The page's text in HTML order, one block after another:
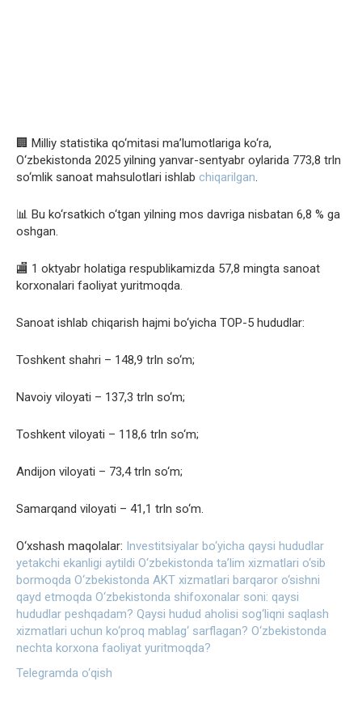
🏢 Milliy statistika qo‘mitasi ma’lumotlariga ko‘ra,
O‘zbekistonda 2025 yilning yanvar-sentyabr oylarida 773,8 trln
so‘mlik sanoat mahsulotlari ishlab chiqarilgan
📊 Bu ko‘rsatkich o‘tgan yilning mos davriga nisbatan 6,8 % ga
oshgan.
🏬 1 oktyabr holatiga respublikamizda 57,8 mingta sanoat
korxonalari faoliyat yuritmoqda.
Sanoat ishlab chiqarish hajmi bo‘yicha TOP-5 hududlar:
Toshkent shahri – 148,9 trln so‘m;
Navoiy viloyati – 137,3 trln so‘m;
Toshkent viloyati – 118,6 trln so‘m;
Andijon viloyati – 73,4 trln so‘m;
Samarqand viloyati – 41,1 trln so‘m.
O‘xshash maqolalar: Investitsiyalar bo‘yicha qaysi hududlar
yetakchi ekanligi aytildi O‘zbekistonda taʼlim xizmatlari o‘sib
bormoqda O‘zbekistonda AKT xizmatlari barqaror o‘sishni
qayd etmoqda O‘zbekistonda shifoxonalar soni: qaysi
hududlar peshqadam? Qaysi hudud aholisi sog‘liqni saqlash
xizmatlari uchun ko‘proq mablag‘ sarflagan? O‘zbekistonda
nechta korxona faoliyat yuritmoqda?
Telegramda o‘qish